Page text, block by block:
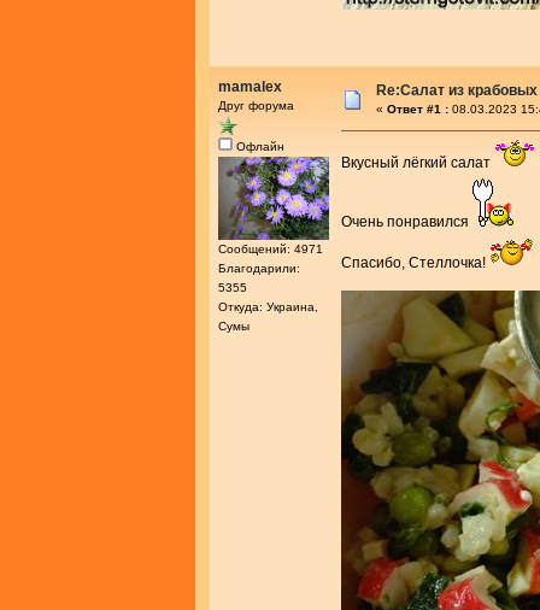
mamalex
Друг форума
Офлайн
Сообщений: 4971
Благодарили:
5355
Откуда: Украина,
Сумы
Re:Салат из
« Ответ #1 : 08.03.2023
Вкусный лёгкий салат
Очень понравился
Спасибо, Стеллочка!